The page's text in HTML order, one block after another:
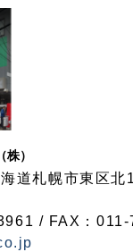
）
道札幌市東区北
/ FAX：